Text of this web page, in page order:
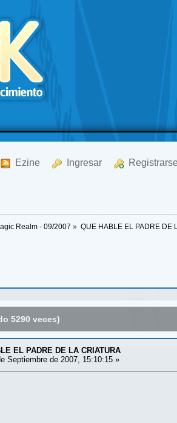
Ezine Ingresar
Realm - 09/2007 » QUE HABLE EL PADRE DE
5290 veces)
EL PADRE DE LA CRIATURA
Septiembre de 2007, 15:10:15 »